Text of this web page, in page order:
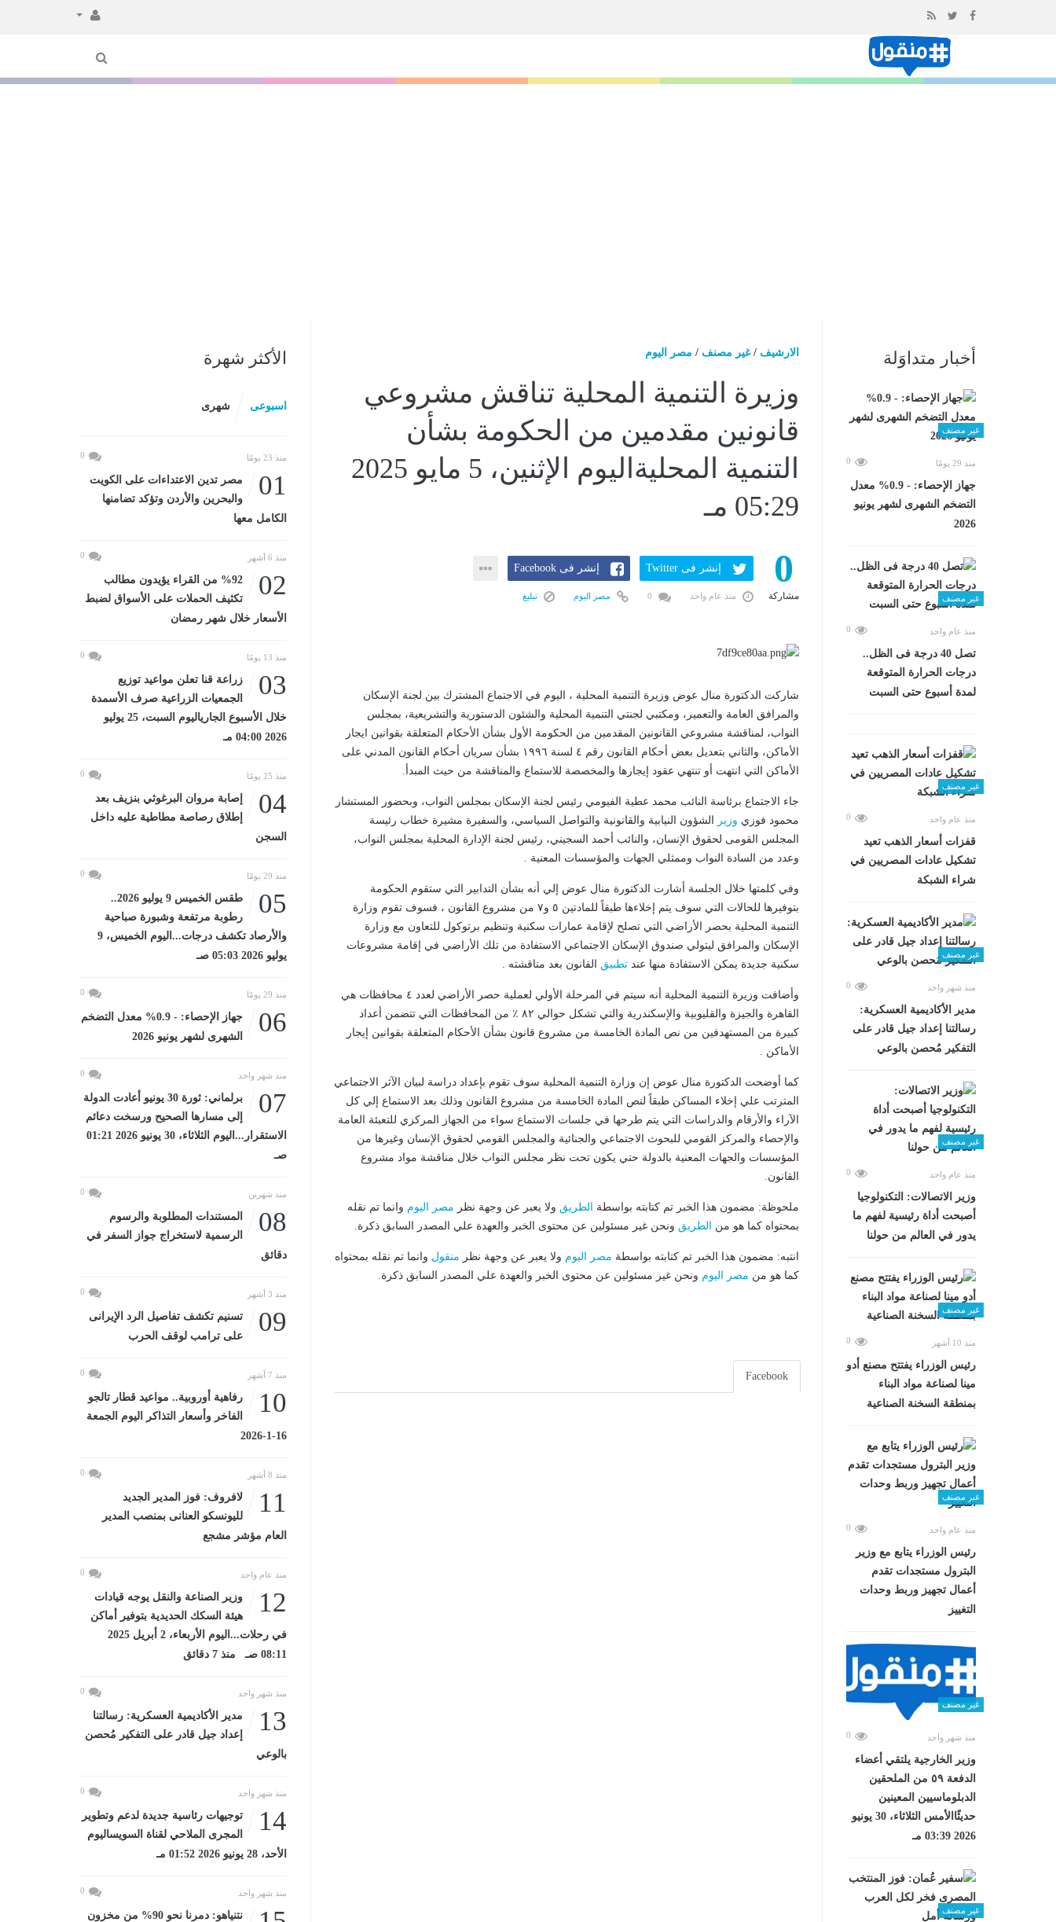
المحتوى
أخبار متداوَلة
غير مصنف
منذ 29 يومًا 0
جهاز الإحصاء: - 0.9% معدل
التضخم الشهرى لشهر يونيو
2026
غير مصنف
منذ عام واحد 0
تصل 40 درجة فى الظل..
درجات الحرارة المتوقعة
لمدة أسبوع حتى السبت
غير مصنف
منذ عام واحد 0
قفزات أسعار الذهب تعيد
تشكيل عادات المصريين في
شراء الشبكة
غير مصنف
منذ شهر واحد 0
مدير الأكاديمية العسكرية:
رسالتنا إعداد جيل قادر على
التفكير مُحصن بالوعي
غير مصنف
منذ عام واحد 0
وزير الاتصالات: التكنولوجيا
أصبحت أداة رئيسية لفهم ما
يدور في العالم من حولنا
غير مصنف
منذ 10 أشهر 0
رئيس الوزراء يفتتح مصنع أدو
مينا لصناعة مواد البناء
بمنطقة السخنة الصناعية
غير مصنف
منذ عام واحد 0
رئيس الوزراء يتابع مع وزير
البترول مستجدات تقدم
أعمال تجهيز وربط وحدات
التغييز
غير مصنف
منذ شهر واحد 0
وزير الخارجية يلتقي أعضاء
الدفعة ٥٩ من الملحقين
الدبلوماسيين المعينين
حديثًاالأمس الثلاثاء، 30 يونيو
2026 03:39 مـ
غير مصنف
الارشيف /غير مصنف / مصر اليوم
وزيرة التنمية المحلية تناقش مشروعي
قانونين مقدمين من الحكومة بشأن
التنمية المحليةاليوم الإثنين، 5 مايو 2025
05:29 مـ
0
مشاركة
إنشر فى Twitter إنشر فى Facebook
منذ عام واحد مصر اليوم تبليغ
شاركت الدكتورة منال عوض وزيرة التنمية المحلية ، اليوم في الاجتماع المشترك بين لجنة الإسكان
والمرافق العامة والتعمير، ومكتبي لجنتي التنمية المحلية والشئون الدستورية والتشريعية، بمجلس
النواب، لمناقشة مشروعي القانونين المقدمين من الحكومة الأول بشأن الأحكام المتعلقة بقوانين ايجار
الأماكن، والثاني بتعديل بعض أحكام القانون رقم ٤ لسنة ١٩٩٦ بشأن سريان أحكام القانون المدني على
الأماكن التي انتهت أو تنتهي عقود إيجارها والمخصصة للاستماع والمناقشة من حيث المبدأ.
جاء الاجتماع برئاسة النائب محمد عطية الفيومي رئيس لجنة الإسكان بمجلس النواب، وبحضور المستشار
محمود فوزي وزير
الشؤون النيابية والقانونية والتواصل السياسي، والسفيرة مشيرة خطاب رئيسة
المجلس القومى لحقوق الإنسان، والنائب أحمد السجيني، رئيس لجنة الإدارة المحلية بمجلس النواب،
وعدد من السادة النواب وممثلي الجهات والمؤسسات المعنية .
وفي كلمتها خلال الجلسة أشارت الدكتورة منال عوض إلي أنه بشأن التدابير التي ستقوم الحكومة
بتوفيرها للحالات التي سوف يتم إخلاءها طبقاً للمادتين ٥ و٧ من مشروع القانون ، فسوف تقوم وزارة
التنمية المحلية بحصر الأراضي التي تصلح لإقامة عمارات سكنية وتنظيم برتوكول للتعاون مع وزارة
الإسكان والمرافق ليتولي صندوق الإسكان الاجتماعي الاستفادة من تلك الأراضي في إقامة مشروعات
سكنية جديدة يمكن الاستفادة منها عند تطبيق القانون بعد مناقشته .
وأضافت وزيرة التنمية المحلية أنه سيتم في المرحلة الأولي لعملية حصر الأراضي لعدد ٤ محافظات هي
القاهرة والجيزة والقليوبية والإسكندرية والتي تشكل حوالي ٨٢ ٪؜ من المحافظات التي تتضمن أعداد
كبيرة من المستهدفين من نص المادة الخامسة من مشروع قانون بشأن الأحكام المتعلقة بقوانين إيجار
الأماكن .
كما أوضحت الدكتورة منال عوض إن وزارة التنمية المحلية سوف تقوم بإعداد دراسة لبيان الآثر الاجتماعي
المترتب علي إخلاء المساكن طبقاً لنص المادة الخامسة من مشروع القانون وذلك بعد الاستماع إلي كل
الآراء والأرقام والدراسات التي يتم طرحها في جلسات الاستماع سواء من الجهاز المركزي للتعبئة العامة
والإحصاء والمركز القومي للبحوث الاجتماعي والجنائية والمجلس القومي لحقوق الإنسان وغيرها من
المؤسسات والجهات المعنية بالدولة حتي يكون تحت نظر مجلس النواب خلال مناقشة مواد مشروع
القانون.
ملحوظة: مضمون هذا الخبر تم كتابته بواسطة الطريق ولا يعبر عن وجهة نظر مصر اليوم وانما تم نقله
بمحتواه كما هو من
الطريق ونحن غير مسئولين عن محتوى الخبر والعهدة علي المصدر السابق ذكرة.
انتبه: مضمون هذا الخبر تم كتابته بواسطة مصر اليوم ولا يعبر عن وجهة نظر منقول وانما تم نقله بمحتواه
كما هو من مصر اليوم ونحن غير مسئولين عن محتوى الخبر والعهدة علي المصدر السابق ذكرة.
Facebook
الأكثر شهرة
اسبوعى شهرى
منذ 23 يومًا 0
01
مصر تدين الاعتداءات على الكويت
والبحرين والأردن وتؤكد تضامنها
الكامل معها
منذ 6 أشهر 0
02
%92 من القراء يؤيدون مطالب
تكثيف الحملات على الأسواق لضبط
الأسعار خلال شهر رمضان
منذ 13 يومًا 0
03
زراعة قنا تعلن مواعيد توزيع
الجمعيات الزراعية صرف الأسمدة
خلال الأسبوع الجارياليوم السبت، 25 يوليو
2026 04:00 مـ
منذ 25 يومًا 0
04
إصابة مروان البرغوثي بنزيف بعد
إطلاق رصاصة مطاطية عليه داخل
السجن
منذ 29 يومًا 0
05
طقس الخميس 9 يوليو 2026..
رطوبة مرتفعة وشبورة صباحية
والأرصاد تكشف درجات...اليوم الخميس، 9
يوليو 2026 05:03 صـ
منذ 29 يومًا 0
06
جهاز الإحصاء: - 0.9% معدل التضخم
الشهرى لشهر يونيو 2026
منذ شهر واحد 0
07
برلماني: ثورة 30 يونيو أعادت الدولة
إلى مسارها الصحيح ورسخت دعائم
الاستقرار...اليوم الثلاثاء، 30 يونيو 2026 01:21
صـ
منذ شهرين 0
08
المستندات المطلوبة والرسوم
الرسمية لاستخراج جواز السفر في
دقائق
منذ 3 أشهر 0
09
تسنيم تكشف تفاصيل الرد الإيرانى
على ترامب لوقف الحرب
منذ 7 أشهر 0
10
رفاهية أوروبية.. مواعيد قطار تالجو
الفاخر وأسعار التذاكر اليوم الجمعة
16-1-2026
منذ 8 أشهر 0
11
لافروف: فوز المدير الجديد
لليونسكو العنانى بمنصب المدير
العام مؤشر مشجع
منذ عام واحد 0
12
وزير الصناعة والنقل يوجه قيادات
هيئة السكك الحديدية بتوفير أماكن
في رحلات...اليوم الأربعاء، 2 أبريل 2025
08:11 صـ منذ 7 دقائق
منذ شهر واحد 0
13
مدير الأكاديمية العسكرية: رسالتنا
إعداد جيل قادر على التفكير مُحصن
بالوعي
منذ شهر واحد 0
14
توجيهات رئاسية جديدة لدعم وتطوير
المجرى الملاحي لقناة السويساليوم
الأحد، 28 يونيو 2026 01:52 مـ
منذ شهر واحد 0
نتنياهو: دمرنا نحو 90% من مخزون